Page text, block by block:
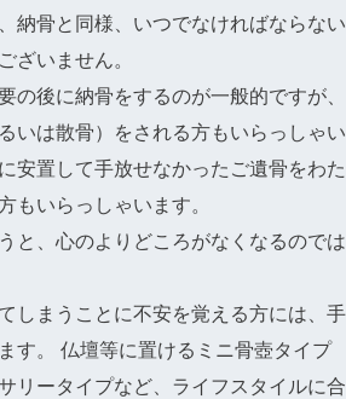
納骨と同様、いつでなければならない
ざいません。
の後に納骨をするのが一般的ですが、
いは散骨）をされる方もいらっしゃい
安置して手放せなかったご遺骨をわた
もいらっしゃいます。
と、心のよりどころがなくなるのでは
しまうことに不安を覚える方には、手
す。 仏壇等に置けるミニ骨壺タイプ
リータイプなど、ライフスタイルに合